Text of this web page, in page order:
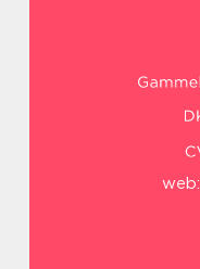
web: